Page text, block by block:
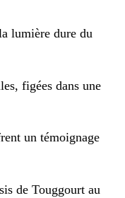
lumière dure du
figées dans une
un témoignage
de Touggourt au